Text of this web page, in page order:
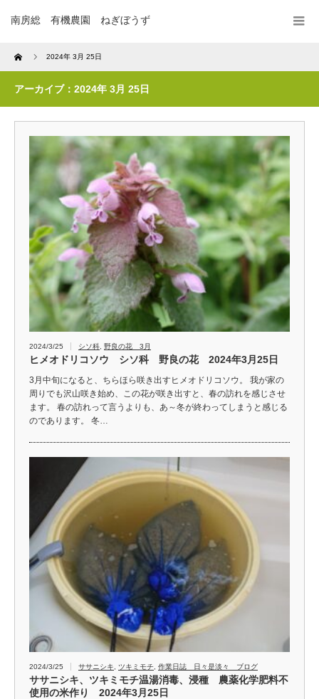
南房総 有機農園 ねぎぼうず
Home 2024年 3月 25日
アーカイブ：2024年 3月 25日
2024/3/25 シソ科 野良の花 3月
ヒメオドリコソウ シソ科 野良の花 2024年3月25日
3月中旬になると、ちらほら咲き出すヒメオドリコソウ。 我が家の
周りでも沢山咲き始め、この花が咲き出すと、春の訪れを感じさせ
ます。 春の訪れって言うよりも、あ～冬が終わってしまうと感じる
のであります。 冬…
2024/3/25 ササニシキ ツキミモチ 作業日誌 日々是淡々 ブログ
ササニシキ、ツキミモチ温湯消毒、浸種 農薬化学肥料不
使用の米作り 2024年3月25日